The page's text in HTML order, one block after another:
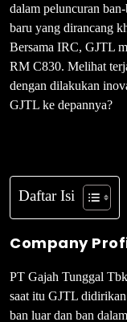
dalam peluncuran
baru yang dirancang
Bersama IRC, GJTL
RM C830. Melihat
dengan dilakukan
GJTL ke depannya?
Daftar Isi
Company
PT Gajah Tunggal
saat itu GJTL
ban luar dan ban dalam